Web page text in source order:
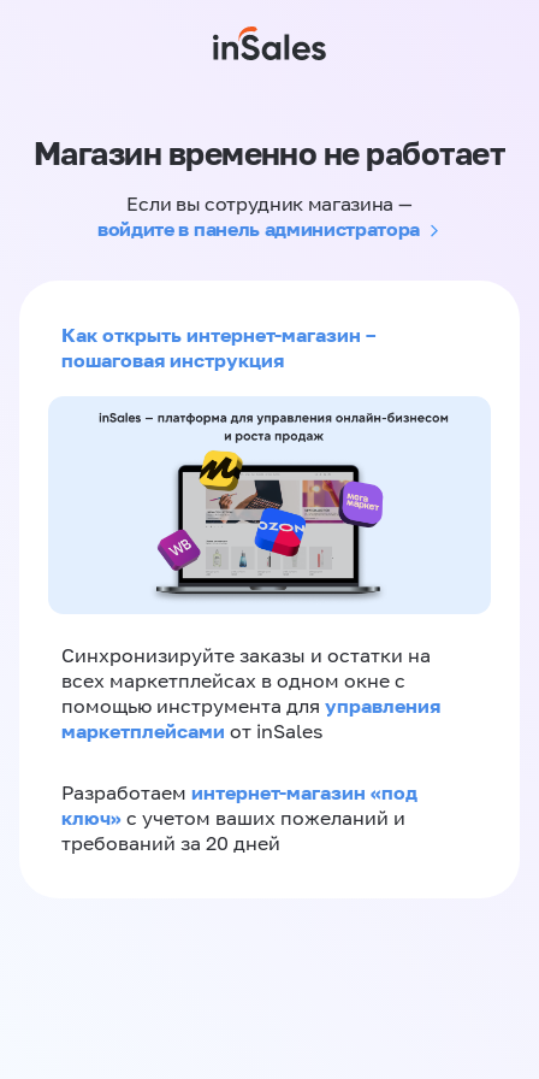
Магазин временно не работает
Если вы сотрудник магазина —
войдите в панель администратора
Как открыть интернет-магазин –
пошаговая инструкция
Синхронизируйте заказы и остатки на
всех маркетплейсах в одном окне с
помощью инструмента для управления
маркетплейсами от inSales
Разработаем интернет-магазин «‎под
ключ»‎ с учетом ваших пожеланий и
требований за 20 дней